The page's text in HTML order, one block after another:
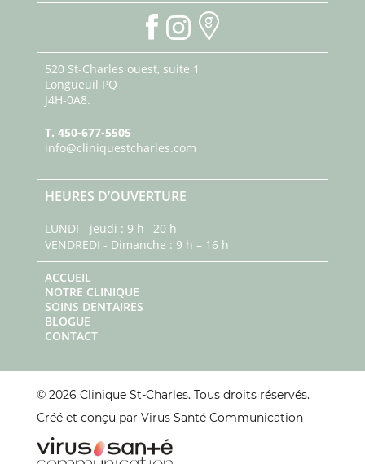
520 St-Charles ouest, suite 1
Longueuil PQ
J4H-0A8.
T. 450-677-5505
info@cliniquestcharles.com
HEURES D’OUVERTURE
LUNDI - jeudi : 9 h– 20 h
VENDREDI - Dimanche : 9 h – 16 h
ACCUEIL
NOTRE CLINIQUE
SOINS DENTAIRES
BLOGUE
CONTACT
© 2026 Clinique St-Charles. Tous droits réservés.
Créé et conçu par Virus Santé Communication